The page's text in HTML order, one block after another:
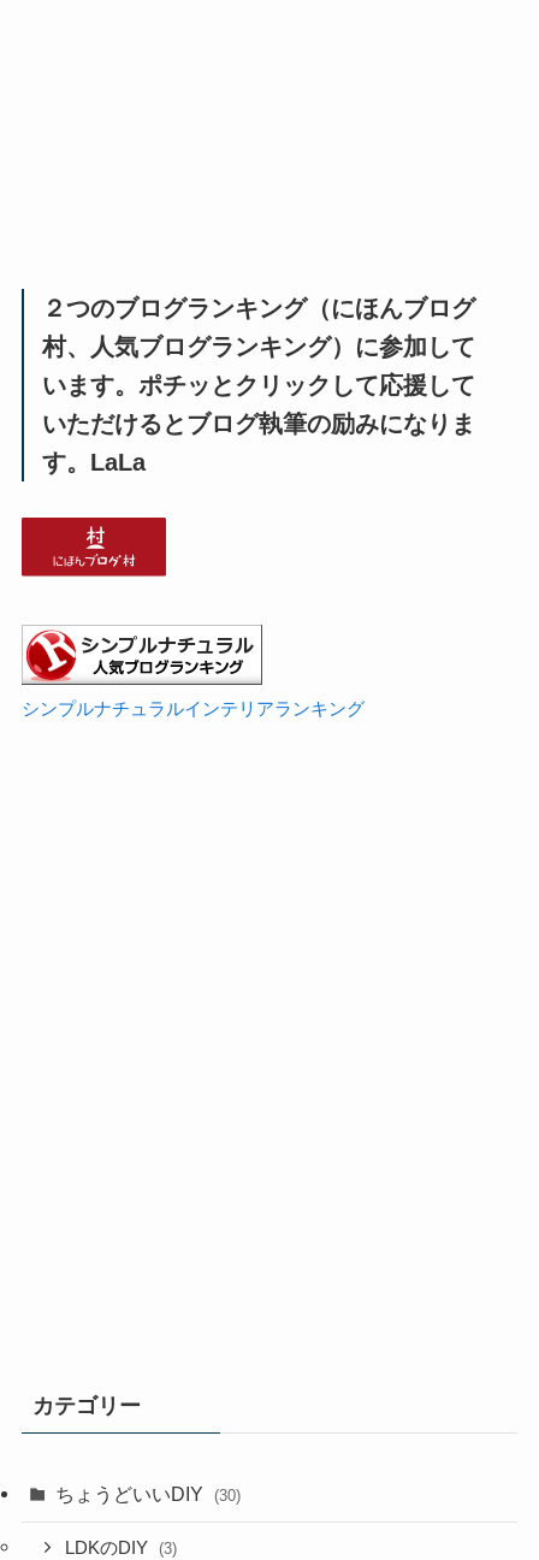
２つのブログランキング（にほんブログ
村、人気ブログランキング）に参加して
います。ポチッとクリックして応援して
いただけるとブログ執筆の励みになりま
す。LaLa
シンプルナチュラルインテリアランキング
カテゴリー
ちょうどいいDIY (30)
LDKのDIY (3)